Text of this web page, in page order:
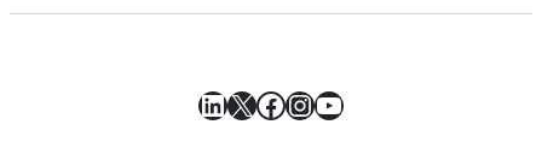
LinkedIn
X Facebook
Instagram
YouTube